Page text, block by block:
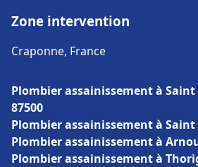
Zone intervention
Craponne, France
Plombier assainissement à Saint
87500
Plombier assainissement à Saint
Plombier assainissement à
Plombier assainissement à